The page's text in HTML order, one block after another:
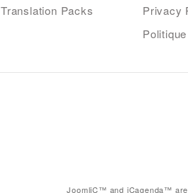
Translation Packs
Privacy
JoomliC™ and iCagenda™